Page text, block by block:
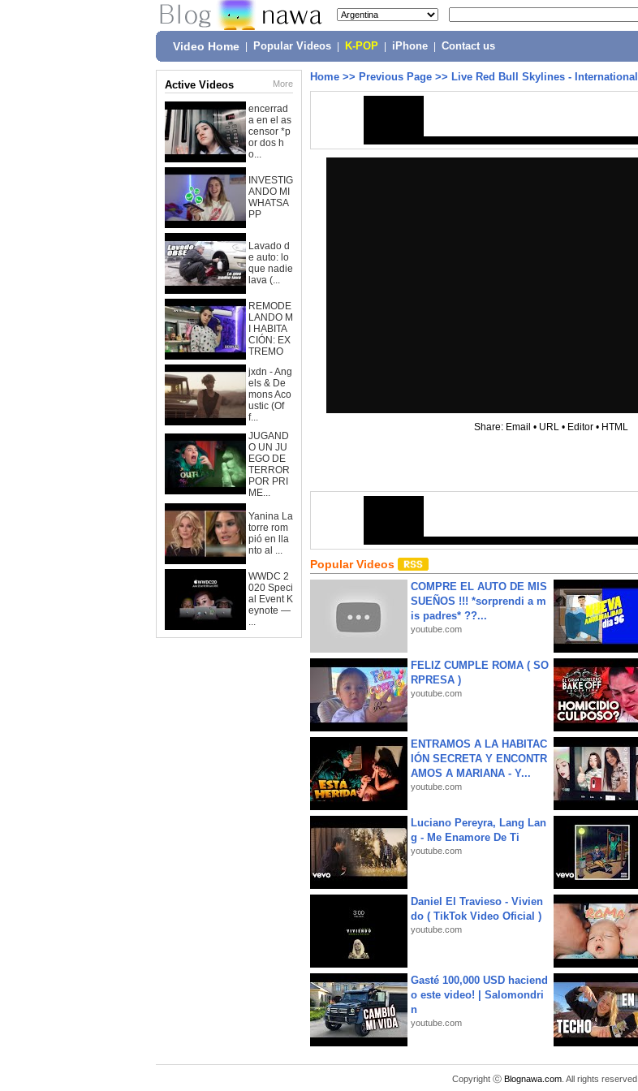
Video Home Popular Videos K-POP iPhone Contact us
Active Videos More
encerrad
a en el as
censor *p
or dos h
o...
INVESTIG
ANDO MI
WHATSA
PP
Lavado d
e auto: lo
que nadie
lava (...
REMODE
LANDO M
I HABITA
CIÓN: EX
TREMO
jxdn - Ang
els & De
mons Aco
ustic (Of
f...
JUGAND
O UN JU
EGO DE
TERROR
POR PRI
ME...
Yanina La
torre rom
pió en lla
nto al ...
WWDC 2
020 Speci
al Event K
eynote —
...
Home >> Previous Page >> Live Red Bull Skylines - International
Share: Email • URL • Editor • HTML
Popular Videos
COMPRE EL AUTO DE MIS
SUEÑOS !!! *sorprendi a m
is padres* ??...
youtube.com
FELIZ CUMPLE ROMA ( SO
RPRESA )
youtube.com
ENTRAMOS A LA HABITAC
IÓN SECRETA Y ENCONTR
AMOS A MARIANA - Y...
youtube.com
Luciano Pereyra, Lang Lan
g - Me Enamore De Ti
youtube.com
Daniel El Travieso - Vivien
do ( TikTok Video Oficial )
youtube.com
Gasté 100,000 USD haciend
o este video! | Salomondri
n
youtube.com
Copyright ⓒ Blognawa.com. All rights reserved.